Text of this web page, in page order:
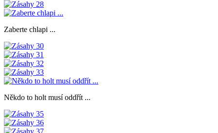
Zaberte chlapi ...
Někdo to holt musí oddřít ...